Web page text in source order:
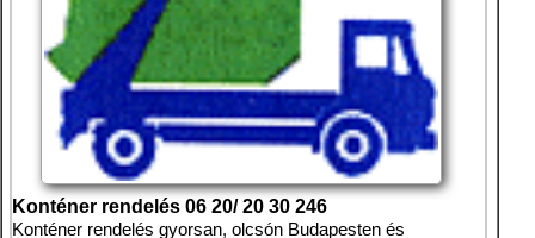
Konténer rendelés 06 20/ 20 30 246
Konténer rendelés gyorsan, olcsón Budapesten és